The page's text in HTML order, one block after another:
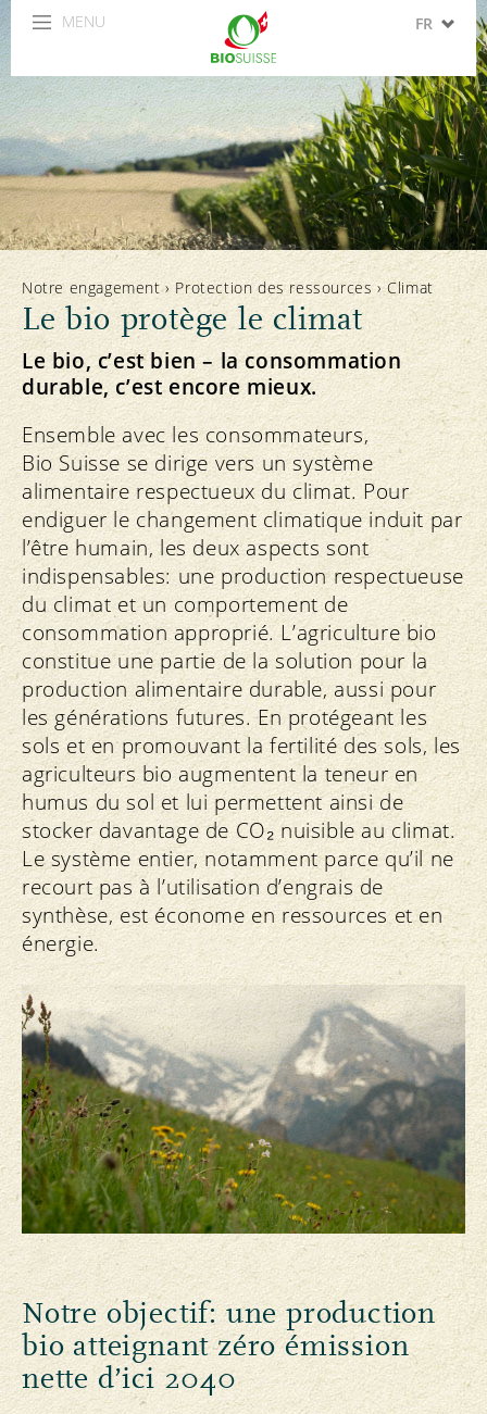
MENU FR
IT
EN
ES
Notre engagement› Protection des ressources›Climat
Le bio protège le climat
Le bio, c’est bien – la consommation
durable, c’est encore mieux.
Ensemble avec les consommateurs,
Bio Suisse se dirige vers un système
alimentaire respectueux du climat. Pour
endiguer le changement climatique induit par
l’être humain, les deux aspects sont
indispensables: une production respectueuse
du climat et un comportement de
consommation approprié. L’agriculture bio
constitue une partie de la solution pour la
production alimentaire durable, aussi pour
les générations futures. En protégeant les
sols et en promouvant la fertilité des sols, les
agriculteurs bio augmentent la teneur en
humus du sol et lui permettent ainsi de
stocker davantage de CO₂ nuisible au climat.
Le système entier, notamment parce qu’il ne
recourt pas à l’utilisation d’engrais de
synthèse, est économe en ressources et en
énergie.
Notre objectif: une production
bio atteignant zéro émission
nette d’ici 2040